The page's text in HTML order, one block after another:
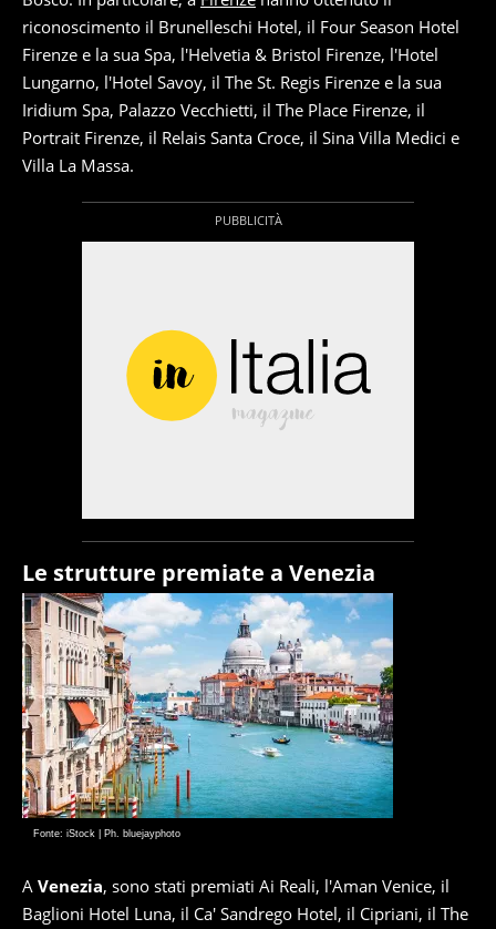
riconoscimento il Brunelleschi Hotel, il Four Season Hotel
Firenze e la sua Spa, l'Helvetia & Bristol Firenze, l'Hotel
Lungarno, l'Hotel Savoy, il The St. Regis Firenze e la sua
Iridium Spa, Palazzo Vecchietti, il The Place Firenze, il
Portrait Firenze, il Relais Santa Croce, il Sina Villa Medici e
Villa La Massa.
Le strutture premiate a Venezia
Fonte: iStock | Ph. bluejayphoto
A Venezia, sono stati premiati Ai Reali, l'Aman Venice, il
Baglioni Hotel Luna, il Ca' Sandrego Hotel, il Cipriani, il The